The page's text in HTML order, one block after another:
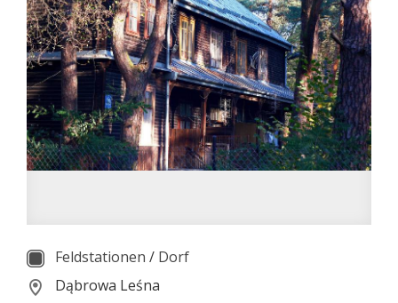
Feldstationen / Dorf
Dąbrowa Leśna